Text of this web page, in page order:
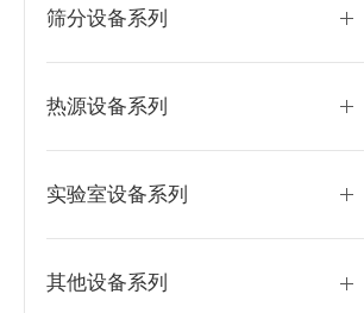
筛分设备系列
热源设备系列
实验室设备系列
其他设备系列